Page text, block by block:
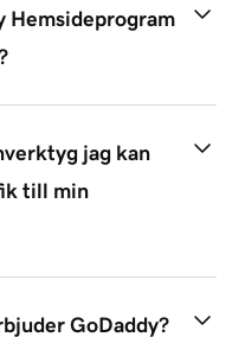
Hemsideprogram
jag kan
till min
GoDaddy?